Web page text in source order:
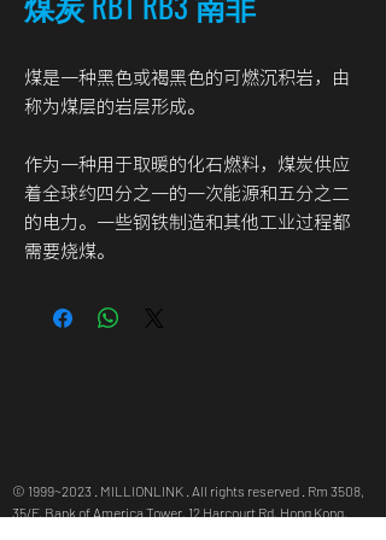
煤是一种黑色或褐黑色的可燃沉积岩，由
称为煤层的岩层形成。
作为一种用于取暖的化石燃料，煤炭供应
着全球约四分之一的一次能源和五分之二
的电力。一些钢铁制造和其他工业过程都
需要烧煤。
© 1999~2023 . MILLIONLINK . All rights reserved . Rm 3508,
35/F, Bank of America Tower, 12 Harcourt Rd, Hong Kong,